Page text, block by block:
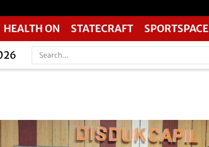
HEALTH ON STATECRAFT SPORTSPACE